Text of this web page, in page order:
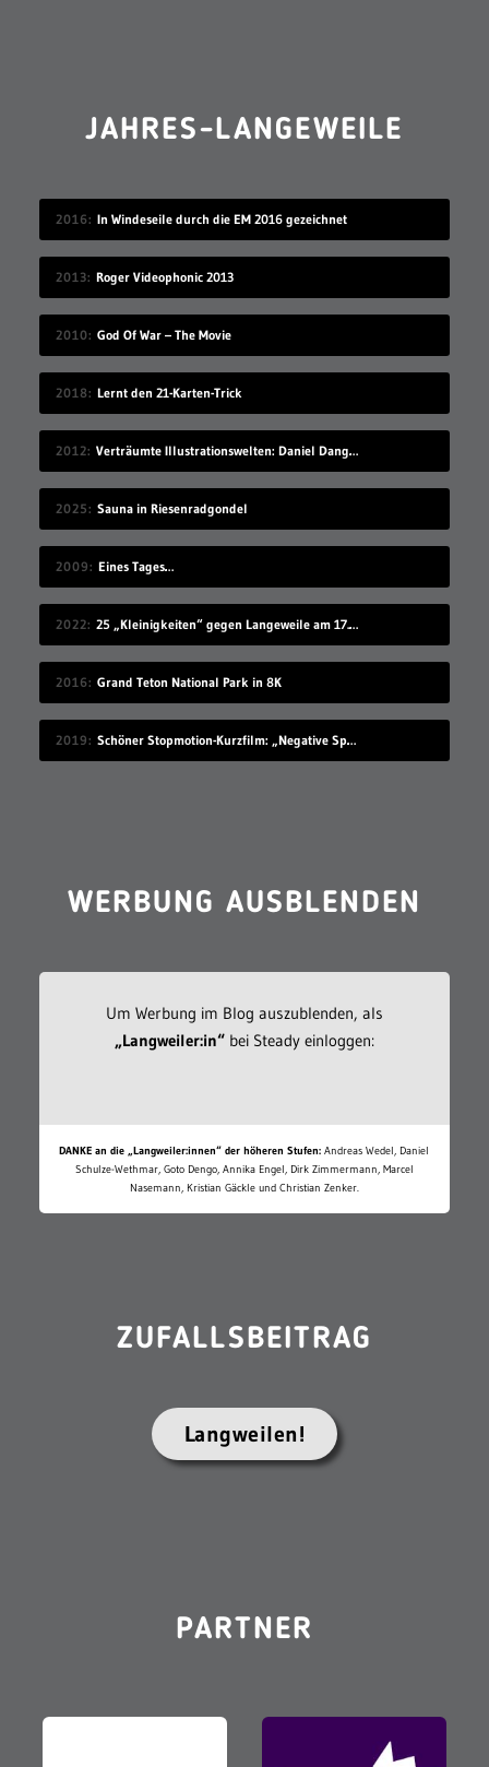
JAHRES-LANGEWEILE
2016 In Windeseile durch die EM 2016 gezeichnet
2013 Roger Videophonic 2013
2010 God Of War – The Movie
2018 Lernt den 21-Karten-Trick
2012 Verträumte Illustrationswelten: Daniel Danger
2025 Sauna in Riesenradgondel
2009 Eines Tages…
2022 25 „Kleinigkeiten“ gegen Langeweile am 17.07.2022
2016 Grand Teton National Park in 8K
2019 Schöner Stopmotion-Kurzfilm: „Negative Space“
WERBUNG AUSBLENDEN
Um Werbung im Blog auszublenden, als
„Langweiler:in“bei Steady einloggen:
DANKE an die „Langweiler:innen“ der höheren Stufen: Andreas Wedel, Daniel
Schulze-Wethmar, Goto Dengo, Annika Engel, Dirk Zimmermann, Marcel
Nasemann, Kristian Gäckle und Christian Zenker.
ZUFALLSBEITRAG
Langweilen!
PARTNER